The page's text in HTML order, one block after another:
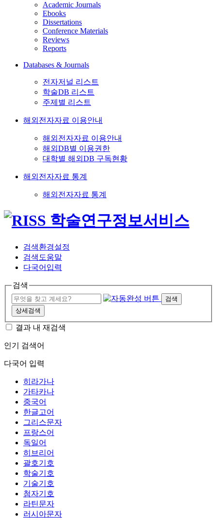
Academic Journals
Ebooks
Dissertations
Conference Materials
Reviews
Reports
Databases & Journals
전자저널 리스트
학술DB 리스트
주제별 리스트
해외전자자료 이용안내
해외전자자료 이용안내
해외DB별 이용권한
대학별 해외DB 구독현황
해외전자자료 통계
해외전자자료 통계
검색환경설정
검색도움말
다국어입력
검색
검색
상세검색
결과 내 재검색
인기 검색어
다국어 입력
히라가나
가타카나
중국어
한글고어
그리스문자
프랑스어
독일어
히브리어
괄호기호
학술기호
기술기호
첨자기호
라틴문자
러시아문자